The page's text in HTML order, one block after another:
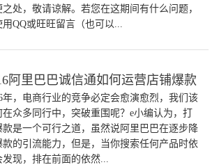
之处，敬请谅解。若您在这期间有什么问题，
用QQ或旺旺留言（也可以...
阿里巴巴诚信通如何运营店铺爆款
年，电商行业的竞争必定会愈演愈烈，我们该
在众多同行中，突破重围呢？e小编认为，打
款是一个可行之道，虽然说阿里巴巴在逐步降
款的引流能力，但是，当你搜索任何产品时依
发现，排在前面的依然...